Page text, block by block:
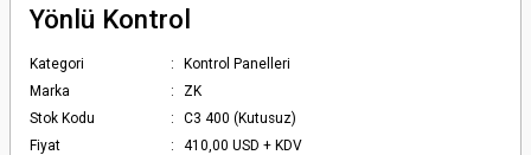
Yönlü Kontrol
Kategori
Kontrol Panelleri
Marka
ZK
Stok Kodu
C3 400 (Kutusuz)
Fiyat
410,00 USD + KDV